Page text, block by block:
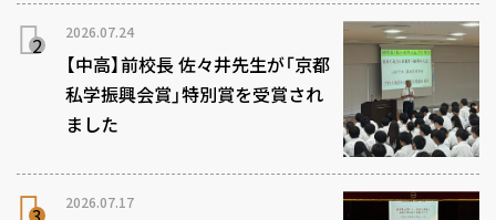
2026.07.24
【中高】前校長 佐々井先生が「京都
私学振興会賞」特別賞を受賞され
ました
2026.07.17